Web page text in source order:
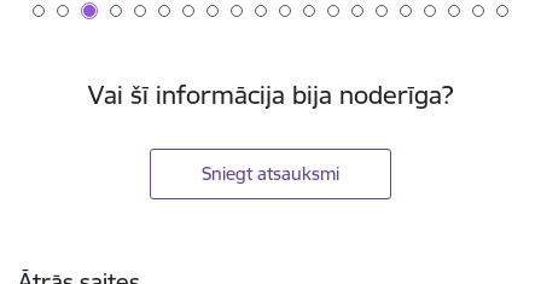
Vai šī informācija bija noderīga?
Sniegt atsauksmi